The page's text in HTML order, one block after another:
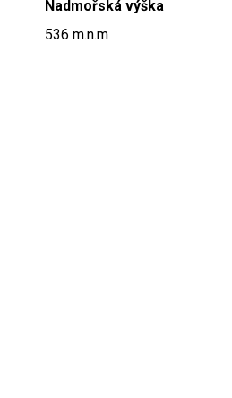
Nadmořská výška
536 m.n.m